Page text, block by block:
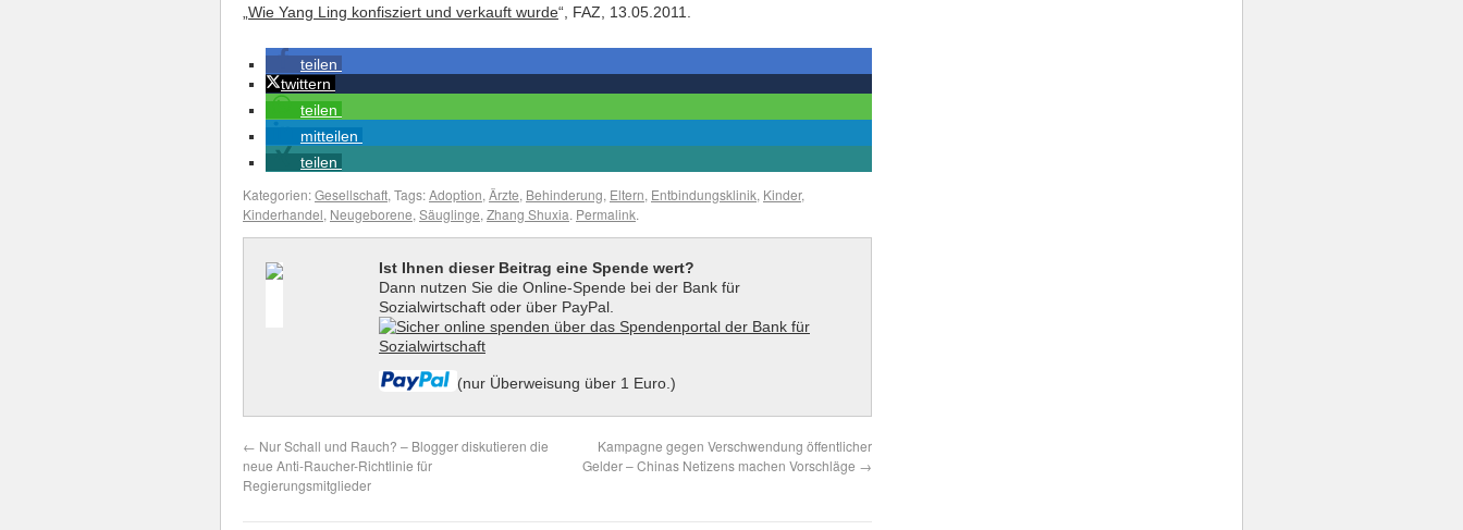
„Wie Yang Ling konfisziert und verkauft wurde“, FAZ, 13.05.2011.
teilen
twittern
teilen
mitteilen
teilen
Kategorien:Gesellschaft, Tags:Adoption, Ärzte, Behinderung, Eltern, Entbindungsklinik, Kinder,
Kinderhandel, Neugeborene, Säuglinge, Zhang Shuxia. Permalink.
Ist Ihnen dieser Beitrag eine Spende wert?
Dann nutzen Sie die Online-Spende bei der Bank für
Sozialwirtschaft oder über PayPal.
(nur Überweisung über 1 Euro.)
← Nur Schall und Rauch? – Blogger diskutieren die
neue Anti-Raucher-Richtlinie für
Regierungsmitglieder
Kampagne gegen Verschwendung öffentlicher
Gelder – Chinas Netizens machen Vorschläge →